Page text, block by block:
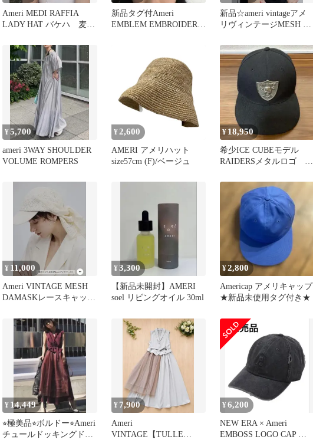
Ameri MEDI RAFFIA
LADY HAT バケハ 麦わ
新品タグ付Ameri
EMBLEM EMBROIDERY
新品☆ameri vintageアメ
リヴィンテージMESH レ
¥5,700
ameri 3WAY SHOULDER
VOLUME ROMPERS
¥ 2,600
AMERI アメリハット
size57cm (F)/ベージュ
¥ 18,950
希少ICE CUBEモデル
RAIDERSメタルロゴ ベ
¥ 11,000
Ameri VINTAGE MESH
DAMASKレースキャップ
¥3,300
【新品未開封】AMERI
soel リビングオイル 30ml
¥2,800
Americap アメリキャップ
★新品未使用タグ付き★
¥ 14,449
⭐︎極美品⭐︎ボルドー⭐︎Ameri
チュールドッキングドレ
¥ 7,900
Ameri
VINTAGE【TULLE
¥ 6,200
NEW ERA × Ameri
EMBOSS LOGO CAP ブ